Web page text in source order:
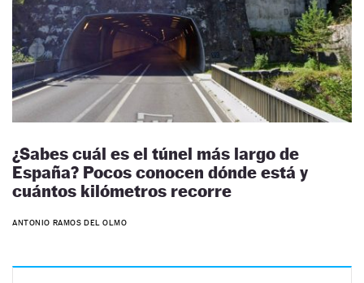
¿Sabes cuál es el túnel más largo de
España? Pocos conocen dónde está y
cuántos kilómetros recorre
ANTONIO RAMOS DEL OLMO